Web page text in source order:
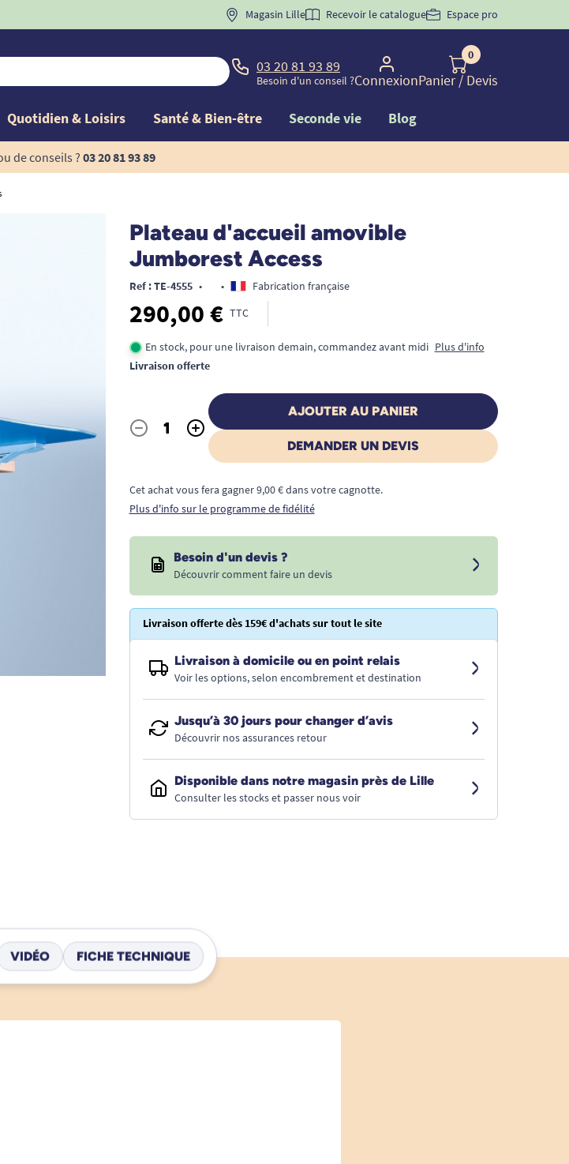
BIENVENUE" pourla 1ère commande d'incontinence
Magasin Lille Recevoir le catalogue Espace pro
03 20 81 93 89
Besoin d'un conseil ?Connexion
0
Panier/ Devis
Quotidien & Loisirs Santé & Bien-être Seconde vie Blog
de conseils ?03 20 81 93 89
Plateau d'accueil amovible
Jumborest Access
Ref : TE-4555 • • Fabrication française
290,00 € TTC
En stock, pour une livraison demain, commandez avant midi Plus d'info
Livraison offerte
Quantité
- +
AJOUTER AU PANIER
DEMANDER UN DEVIS
Cet achat vous fera gagner 9,00 € dans votre cagnotte.
Plus d'info sur le programme de fidélité
Besoin d'un devis ?
Découvrir comment faire un devis
Livraison offerte dès 159€ d'achats sur tout le site
Livraison à domicile ou en point relais
Voir les options, selon encombrement et destination
Jusqu’à 30 jours pour changer d’avis
Découvrir nos assurances retour
Disponible dans notre magasin près de Lille
Consulter les stocks et passer nous voir
VIDÉO FICHE TECHNIQUE